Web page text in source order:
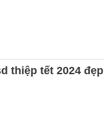
thiệp tết 2024 đẹp